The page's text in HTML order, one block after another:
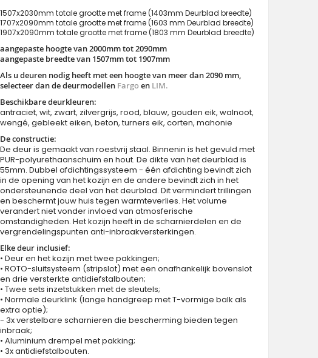
Sta Volta Double - stalen dubbele deur met raam
1507x2030mm totale grootte met frame (1403mm Deurblad breedte)
1707x2090mm totale grootte met frame (1603 mm Deurblad breedte)
1907x2090mm totale grootte met frame (1803 mm Deurblad breedte)
aangepaste hoogte van 2000mm tot 2090mm
aangepaste breedte van 1507mm tot 1907mm
Als u deuren nodig heeft met een hoogte van meer dan 2090 mm,
selecteer dan de deurmodellen Fargoen LIM.
Beschikbare deurkleuren:
antraciet, wit, zwart, zilvergrijs, rood, blauw, gouden eik, walnoot,
wengé, gebleekt eiken, beton, turners eik, corten, mahonie
De constructie:
De deur is gemaakt van roestvrij staal. Binnenin is het gevuld met
PUR-polyurethaanschuim en hout. De dikte van het deurblad is
55mm. Dubbel afdichtingssysteem - één afdichting bevindt zich
in de opening van het kozijn en de andere bevindt zich in het
ondersteunende deel van het deurblad. Dit vermindert trillingen
en beschermt jouw huis tegen warmteverlies. Het volume
verandert niet vonder invloed van atmosferische
omstandigheden. Het kozijn heeft in de scharnierdelen en de
vergrendelingspunten anti-inbraakversterkingen.
Elke deur inclusief:
• Deur en het kozijn met twee pakkingen;
• ROTO-sluitsysteem (stripslot) met een onafhankelijk bovenslot
en drie versterkte antidiefstalbouten;
• Twee sets inzetstukken met de sleutels;
• Normale deurklink (lange handgreep met T-vormige balk als
extra optie);
- 3x verstelbare scharnieren die bescherming bieden tegen
inbraak;
• Aluminium drempel met pakking;
• 3x antidiefstalbouten.